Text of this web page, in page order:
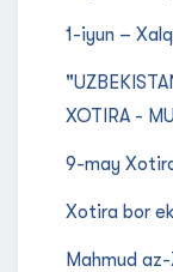
1-iyun –
XOTIRA -
9-may
Xotira bor
Mahmud